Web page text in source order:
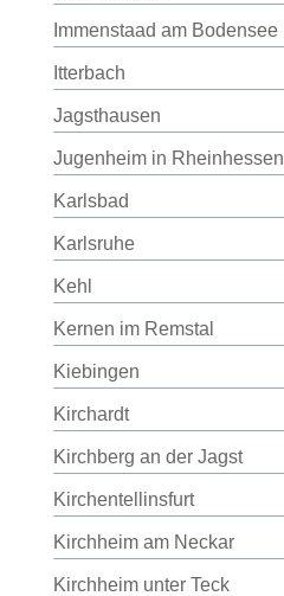
Immenstaad am Bodensee
Itterbach
Jagsthausen
Jugenheim in Rheinhessen
Karlsbad
Karlsruhe
Kehl
Kernen im Remstal
Kiebingen
Kirchardt
Kirchberg an der Jagst
Kirchentellinsfurt
Kirchheim am Neckar
Kirchheim unter Teck